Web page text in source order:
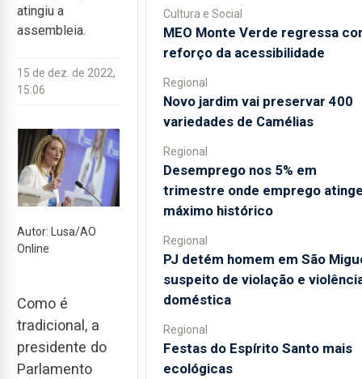
atingiu a
assembleia.
15 de dez. de 2022,
15:06
Autor: Lusa/AO
Online
Como é
tradicional, a
presidente do
Parlamento
Cultura e Social
MEO Monte Verde regressa
reforço da acessibilidade
Regional
Novo jardim vai preservar 400
variedades de Camélias
Regional
Desemprego nos 5% em
trimestre onde emprego
máximo histórico
Regional
PJ detém homem em São
suspeito de violação e
doméstica
Regional
Festas do Espírito Santo mais
ecológicas